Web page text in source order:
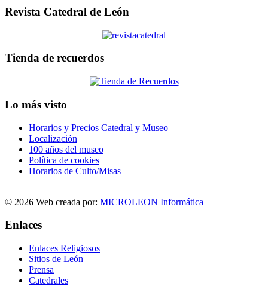
Revista Catedral de León
Tienda de recuerdos
Lo más visto
Horarios y Precios Catedral y Museo
Localización
100 años del museo
Política de cookies
Horarios de Culto/Misas
© 2026 Web creada por: MICROLEON Informática
Enlaces
Enlaces Religiosos
Sitios de León
Prensa
Catedrales